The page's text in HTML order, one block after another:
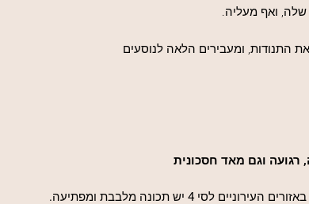
ואף מעליה.
התנודות, ומעבירים הלאה לנוסעים
רגועה וגם מאד חסכונית
העירוניים לסי 4 יש תכונה מלבבת ומפתיעה.